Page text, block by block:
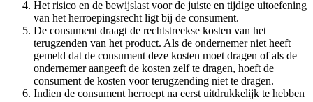
Het risico en de bewijslast voor de juiste en tijdige uitoefening
van het herroepingsrecht ligt bij de consument.
De consument draagt de rechtstreekse kosten van het
terugzenden van het product. Als de ondernemer niet heeft
gemeld dat de consument deze kosten moet dragen of als de
ondernemer aangeeft de kosten zelf te dragen, hoeft de
consument de kosten voor terugzending niet te dragen.
Indien de consument herroept na eerst uitdrukkelijk te hebben